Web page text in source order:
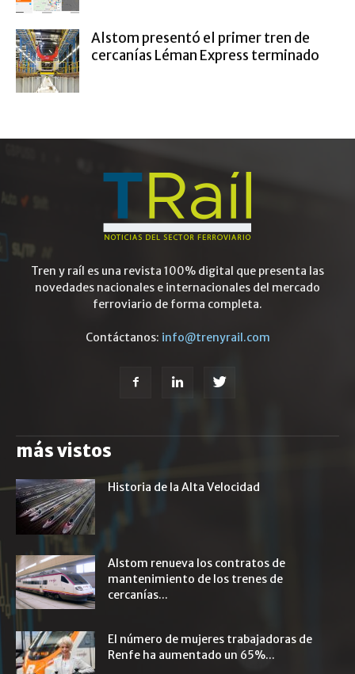
Alstom presentó el primer tren de
cercanías Léman Express terminado
Tren y raíl es una revista 100% digital que presenta las
novedades nacionales e internacionales del mercado
ferroviario de forma completa.
Contáctanos: info@trenyrail.com
más vistos
Historia de la Alta Velocidad
Alstom renueva los contratos de
mantenimiento de los trenes de
cercanías...
El número de mujeres trabajadoras de
Renfe ha aumentado un 65%...